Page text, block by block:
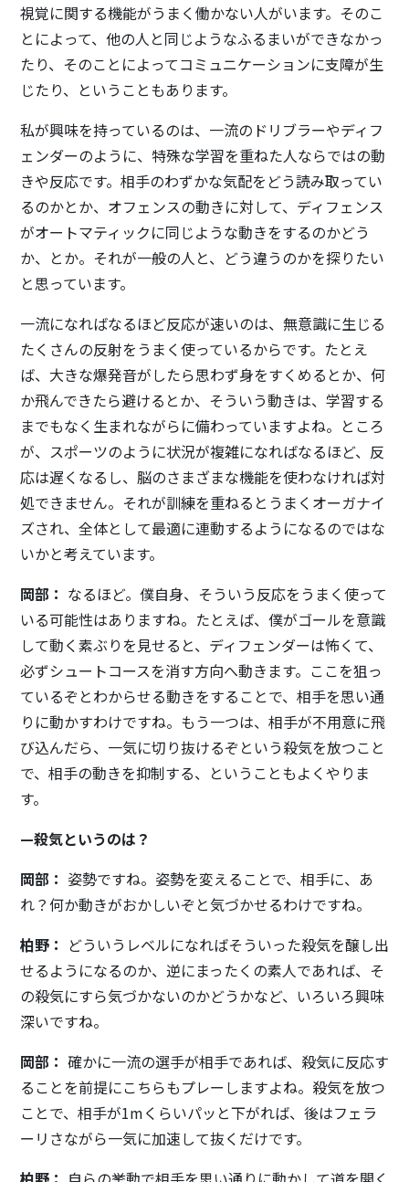
視覚に関する機能がうまく働かない人がいます。そのこ
とによって、他の人と同じようなふるまいができなかっ
たり、そのことによってコミュニケーションに支障が生
じたり、ということもあります。
私が興味を持っているのは、一流のドリブラーやディフ
ェンダーのように、特殊な学習を重ねた人ならではの動
きや反応です。相手のわずかな気配をどう読み取ってい
るのかとか、オフェンスの動きに対して、ディフェンス
がオートマティックに同じような動きをするのかどう
か、とか。それが一般の人と、どう違うのかを探りたい
と思っています。
一流になればなるほど反応が速いのは、無意識に生じる
たくさんの反射をうまく使っているからです。たとえ
ば、大きな爆発音がしたら思わず身をすくめるとか、何
か飛んできたら避けるとか、そういう動きは、学習する
までもなく生まれながらに備わっていますよね。ところ
が、スポーツのように状況が複雑になればなるほど、反
応は遅くなるし、脳のさまざまな機能を使わなければ対
処できません。それが訓練を重ねるとうまくオーガナイ
ズされ、全体として最適に連動するようになるのではな
いかと考えています。
岡部： なるほど。僕自身、そういう反応をうまく使って
いる可能性はありますね。たとえば、僕がゴールを意識
して動く素ぶりを見せると、ディフェンダーは怖くて、
必ずシュートコースを消す方向へ動きます。ここを狙っ
ているぞとわからせる動きをすることで、相手を思い通
りに動かすわけですね。もう一つは、相手が不用意に飛
び込んだら、一気に切り抜けるぞという殺気を放つこと
で、相手の動きを抑制する、ということもよくやりま
す。
—殺気というのは？
岡部： 姿勢ですね。姿勢を変えることで、相手に、あ
れ？何か動きがおかしいぞと気づかせるわけですね。
柏野： どういうレベルになればそういった殺気を醸し出
せるようになるのか、逆にまったくの素人であれば、そ
の殺気にすら気づかないのかどうかなど、いろいろ興味
深いですね。
岡部： 確かに一流の選手が相手であれば、殺気に反応す
ることを前提にこちらもプレーしますよね。殺気を放つ
ことで、相手が1mくらいパッと下がれば、後はフェラ
ーリさながら一気に加速して抜くだけです。